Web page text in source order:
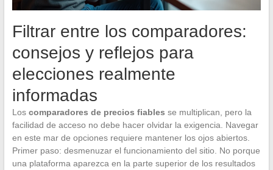
Filtrar entre los comparadores:
consejos y reflejos para
elecciones realmente
informadas
Los comparadores de precios fiables se multiplican, pero la
facilidad de acceso no debe hacer olvidar la exigencia. Navegar
en este mar de opciones requiere mantener los ojos abiertos.
Primer paso: desmenuzar el funcionamiento del sitio. No porque
una plataforma aparezca en la parte superior de los resultados